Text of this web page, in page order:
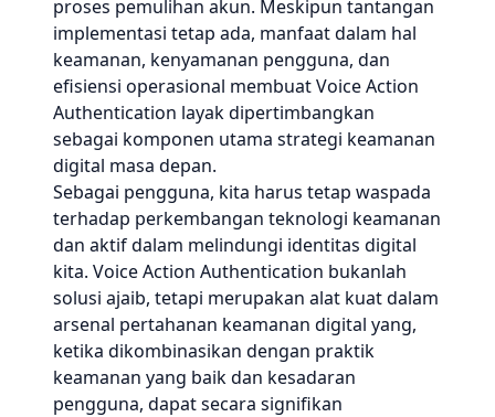
proses pemulihan akun. Meskipun tantangan
implementasi tetap ada, manfaat dalam hal
keamanan, kenyamanan pengguna, dan
efisiensi operasional membuat Voice Action
Authentication layak dipertimbangkan
sebagai komponen utama strategi keamanan
digital masa depan.
Sebagai pengguna, kita harus tetap waspada
terhadap perkembangan teknologi keamanan
dan aktif dalam melindungi identitas digital
kita. Voice Action Authentication bukanlah
solusi ajaib, tetapi merupakan alat kuat dalam
arsenal pertahanan keamanan digital yang,
ketika dikombinasikan dengan praktik
keamanan yang baik dan kesadaran
pengguna, dapat secara signifikan